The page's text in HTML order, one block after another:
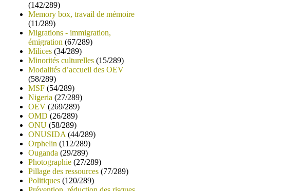
(142/289)
Memory box, travail de mémoire
(11/289)
Migrations - immigration,
émigration (67/289)
Milices (34/289)
Minorités culturelles (15/289)
Modalités d’accueil des OEV
(58/289)
MSF (54/289)
Nigeria (27/289)
OEV (269/289)
OMD (26/289)
ONU (58/289)
ONUSIDA (44/289)
Orphelin (112/289)
Ouganda (29/289)
Photographie (27/289)
Pillage des ressources (77/289)
Politiques (120/289)